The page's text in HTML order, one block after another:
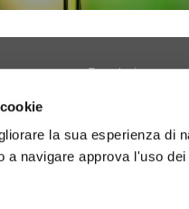
la sua esperienza di
a navigare approva l'uso
Tecnologia
Diario di Viaggio
Attività